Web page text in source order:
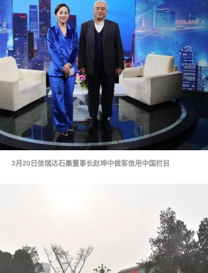
3月20日信瑞达石墨董事长赵坤中做客信用中国栏目